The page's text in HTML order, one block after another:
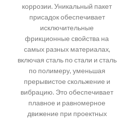
коррозии. Уникальный пакет
присадок обеспечивает
исключительные
фрикционные свойства на
самых разных материалах,
включая сталь по стали и сталь
по полимеру, уменьшая
прерывистое скольжение и
вибрацию. Это обеспечивает
плавное и равномерное
движение при проектных